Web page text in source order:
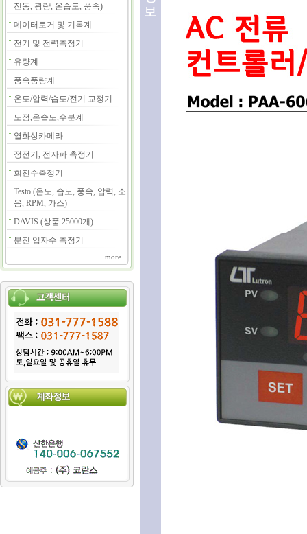
진동, 광량, 온습도, 풍속)
데이터로거 및 기록계
전기 및 전력측정기
유량계
풍속풍량계
온도/압력/습도/전기 교정기
노점,온습도,수분계
열화상카메라
정전기, 전자파 측정기
회전수측정기
Testo (온도, 습도, 풍속, 압력, 소
음, RPM, 가스)
DAVIS (상품 25000개)
분진 입자수 측정기
more